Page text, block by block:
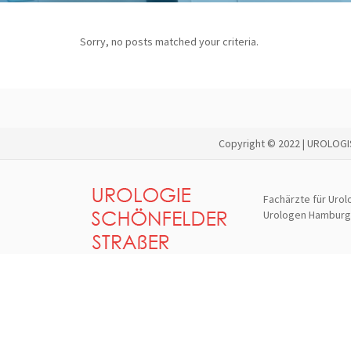
Sorry, no posts matched your criteria.
Copyright © 2022 |
Fachärzte für
Urologen